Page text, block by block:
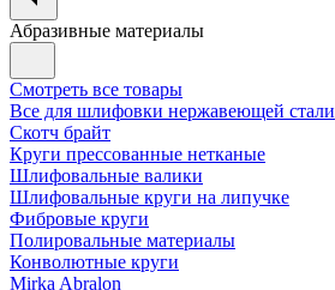
Абразивные материалы
Смотреть все товары
Все для шлифовки нержавеющей стали
Скотч брайт
Круги прессованные нетканые
Шлифовальные валики
Шлифовальные круги на липучке
Фибровые круги
Полировальные материалы
Конволютные круги
Mirka Abralon